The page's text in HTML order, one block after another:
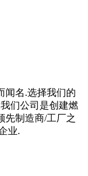
闻名.选择我们的
们公司是创建燃
先制造商/工厂之
业.